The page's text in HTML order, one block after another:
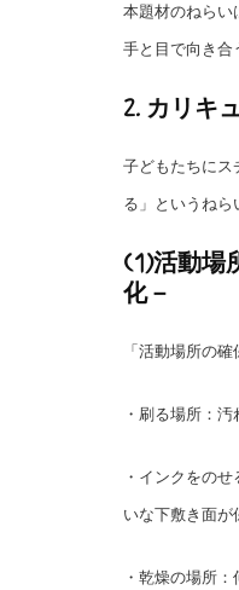
本題材のねらい
手と目で向き合
2. カリキ
子どもたちにス
る」というねら
(1)活動場
化－
「活動場所の
・刷る場所：
・インクをの
いな下敷き面が
・乾燥の場所